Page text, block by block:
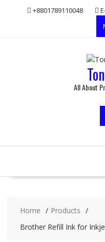
+8801789110048
All About
Home
Products
Brother Refill Ink for